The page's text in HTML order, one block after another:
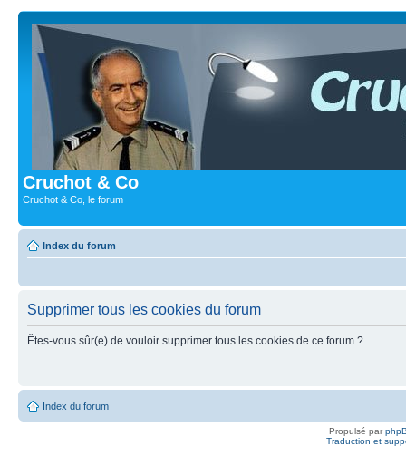
Cruchot & Co
Cruchot & Co, le forum
Index du forum
Supprimer tous les cookies du forum
Êtes-vous sûr(e) de vouloir supprimer tous les cookies de ce forum ?
Index du forum
Propulsé par
Traduction et